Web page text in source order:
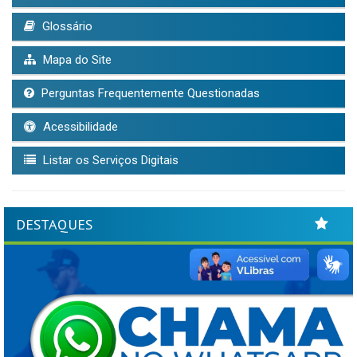
Glossário
Mapa do Site
Perguntas Frequentemente Questionadas
Acessibilidade
Listar os Serviços Digitais
DESTAQUES